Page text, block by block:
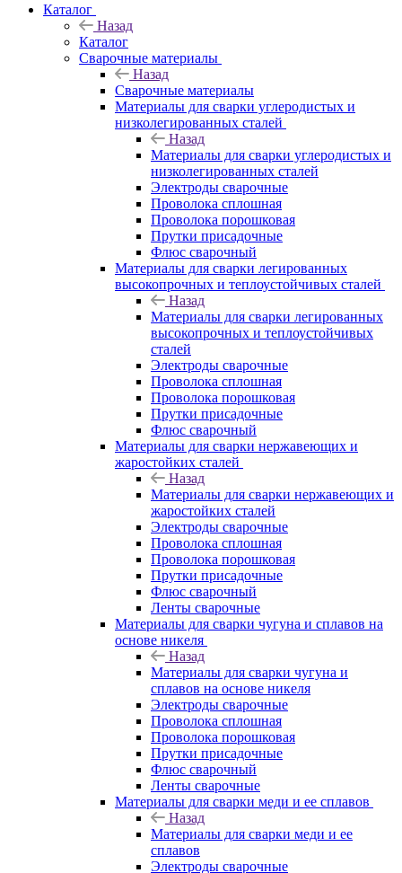
Каталог
Назад
Каталог
Сварочные материалы
Назад
Сварочные материалы
Материалы для сварки углеродистых и
низколегированных сталей
Назад
Материалы для сварки углеродистых и
низколегированных сталей
Электроды сварочные
Проволока сплошная
Проволока порошковая
Прутки присадочные
Флюс сварочный
Материалы для сварки легированных
высокопрочных и теплоустойчивых сталей
Назад
Материалы для сварки легированных
высокопрочных и теплоустойчивых
сталей
Электроды сварочные
Проволока сплошная
Проволока порошковая
Прутки присадочные
Флюс сварочный
Материалы для сварки нержавеющих и
жаростойких сталей
Назад
Материалы для сварки нержавеющих и
жаростойких сталей
Электроды сварочные
Проволока сплошная
Проволока порошковая
Прутки присадочные
Флюс сварочный
Ленты сварочные
Материалы для сварки чугуна и сплавов на
основе никеля
Назад
Материалы для сварки чугуна и
сплавов на основе никеля
Электроды сварочные
Проволока сплошная
Проволока порошковая
Прутки присадочные
Флюс сварочный
Ленты сварочные
Материалы для сварки меди и ее сплавов
Назад
Материалы для сварки меди и ее
сплавов
Электроды сварочные